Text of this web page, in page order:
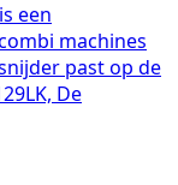
een
machines
past op de
De